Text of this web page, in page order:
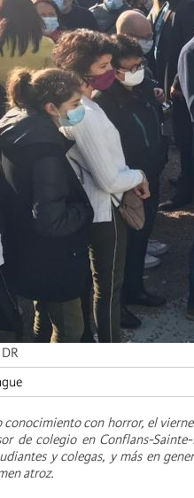
DR
conocimiento con horror, el
de colegio en Conflans-
y colegas, y más en
atroz.